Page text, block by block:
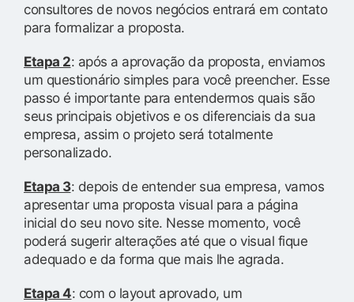
consultores de novos negócios entrará em contato
para formalizar a proposta.
Etapa 2: após a aprovação da proposta, enviamos
um questionário simples para você preencher. Esse
passo é importante para entendermos quais são
seus principais objetivos e os diferenciais da sua
empresa, assim o projeto será totalmente
personalizado.
Etapa 3: depois de entender sua empresa, vamos
apresentar uma proposta visual para a página
inicial do seu novo site. Nesse momento, você
poderá sugerir alterações até que o visual fique
adequado e da forma que mais lhe agrada.
Etapa 4: com o layout aprovado, um